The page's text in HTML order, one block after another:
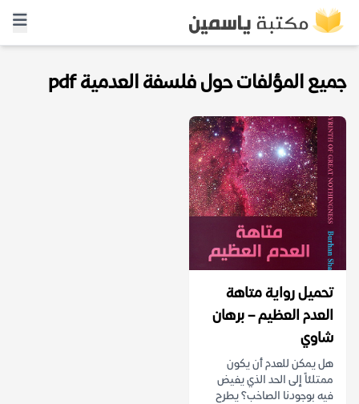
جميع المؤلفات حول فلسفة العدمية pdf
تحميل رواية متاهة
العدم العظيم – برهان
شاوي
هل يمكن للعدم أن يكون
ممتلئاً إلى الحد الذي يفيض
فيه بوجودنا الصاخب؟ يطرح